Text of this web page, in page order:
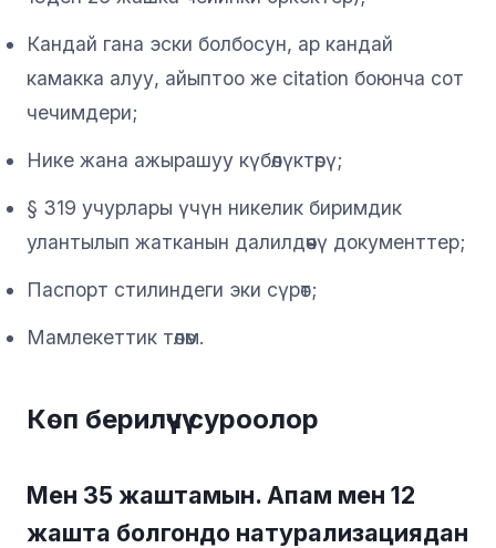
Кандай гана эски болбосун, ар кандай
камакка алуу, айыптоо же citation боюнча сот
чечимдери;
Нике жана ажырашуу күбөлүктөрү;
§ 319 учурлары үчүн никелик биримдик
улантылып жатканын далилдөөчү документтер;
Паспорт стилиндеги эки сүрөт;
Мамлекеттик төлөм.
Көп берилүүчү суроолор
Мен 35 жаштамын. Апам мен 12
жашта болгондо натурализациядан